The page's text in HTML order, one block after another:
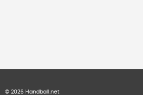
© 2026 Handball.net